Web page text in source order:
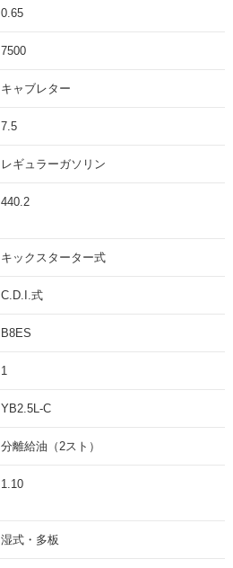
0.65
7500
キャブレター
7.5
レギュラーガソリン
440.2
キックスターター式
C.D.I.式
B8ES
1
YB2.5L-C
分離給油（2スト）
1.10
湿式・多板